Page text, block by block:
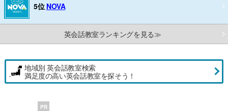
5位 NOVA
英会話教室ランキングを見る≫
地域別 英会話教室検索
満足度の高い英会話教室を探そう！
PR